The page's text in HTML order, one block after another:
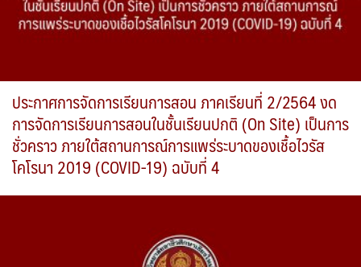
ประกาศการจัดการเรียนการสอน ภาคเรียนที่ 2/2564 งด
การจัดการเรียนการสอนในชั้นเรียนปกติ (On Site) เป็นการ
ชั่วคราว ภายใต้สถานการณ์การแพร่ระบาดของเชื้อไวรัส
โคโรนา 2019 (COVID-19) ฉบับที่ 4